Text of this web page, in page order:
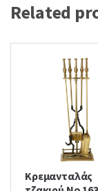
Related
Κρεμανταλάς